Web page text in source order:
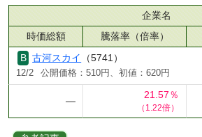
企業名
時価総額
騰落率（倍率）
古河スカイ
（5741）
12/2 公開価格：510円、初値：620円
―
21.57％
（1.22倍）